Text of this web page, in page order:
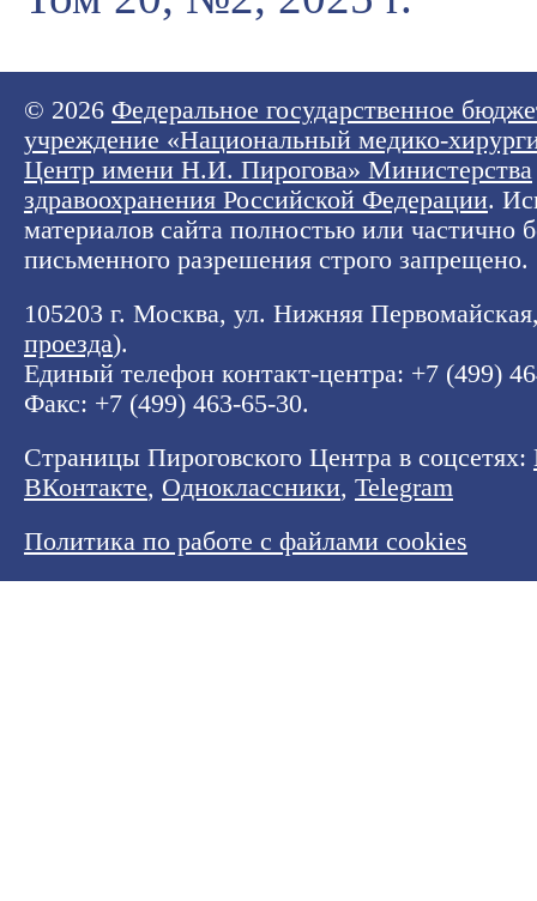
© 2026 Федеральное государственное
учреждение «Национальный медико-
Центр имени Н.И. Пирогова» Министерства
здравоохранения Российской Федерации.
материалов сайта полностью или частично
письменного разрешения строго запрещено.
105203 г. Москва, ул. Нижняя
проезда).
Единый телефон контакт-центра: +7 (499)
Факс: +7 (499) 463-65-30.
Страницы Пироговского Центра в соцсетях:
ВКонтакте, Одноклассники, Telegram
Политика по работе с файлами cookies